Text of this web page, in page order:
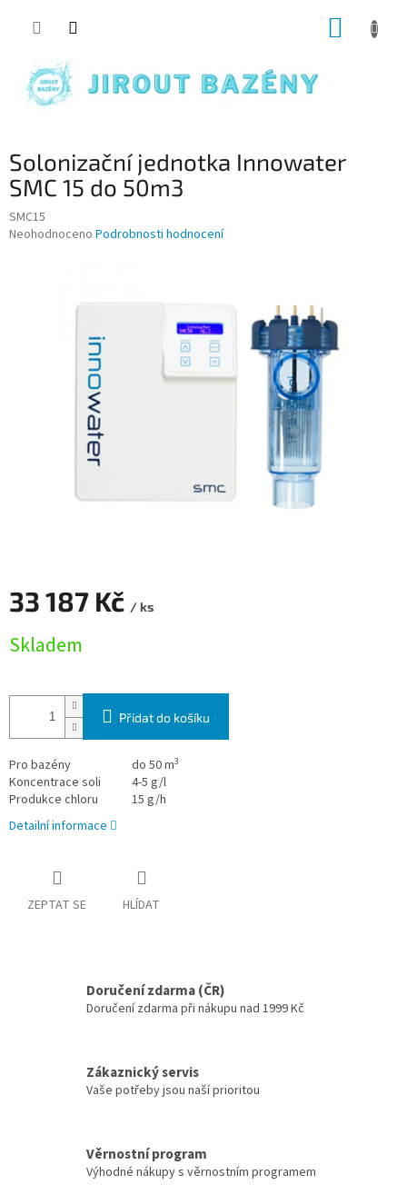
Solonizační jednotka Innowater
SMC 15 do 50m3
SMC15
Průměrné hodnocení produktu je 0,0 z 5 hvězdiček.
Neohodnoceno Podrobnosti hodnocení
33 187 Kč / ks
Skladem
Přidat do košíku
Pro bazény do 50 m3
Koncentrace soli
4-5 g/l
Produkce chloru
15 g/h
Detailní informace
ZEPTAT SE HLÍDAT
Doručení zdarma (ČR)
Doručení zdarma při nákupu nad 1999 Kč
Zákaznický servis
Vaše potřeby jsou naší prioritou
Věrnostní program
Výhodné nákupy s věrnostním programem